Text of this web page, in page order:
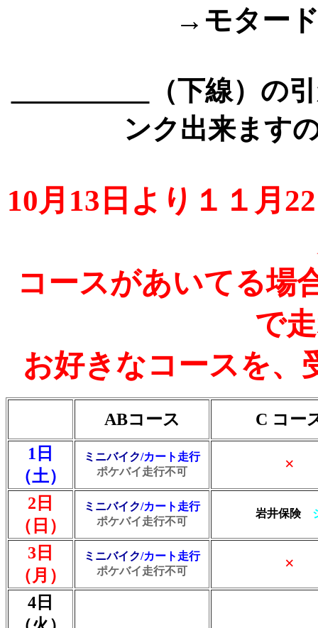
→モタ
（下線）の
ンク出来ます
10月13日より１１月
コースがあいてる場
で
お好きなコースを、
ABコース
C コー
1日
（土）
ミニバイク/カート走行
ポケバイ走行不可
×
2日
（日）
ミニバイク/カート走行
ポケバイ走行不可
岩井保険
3日
（月）
ミニバイク/カート走行
ポケバイ走行不可
×
4日